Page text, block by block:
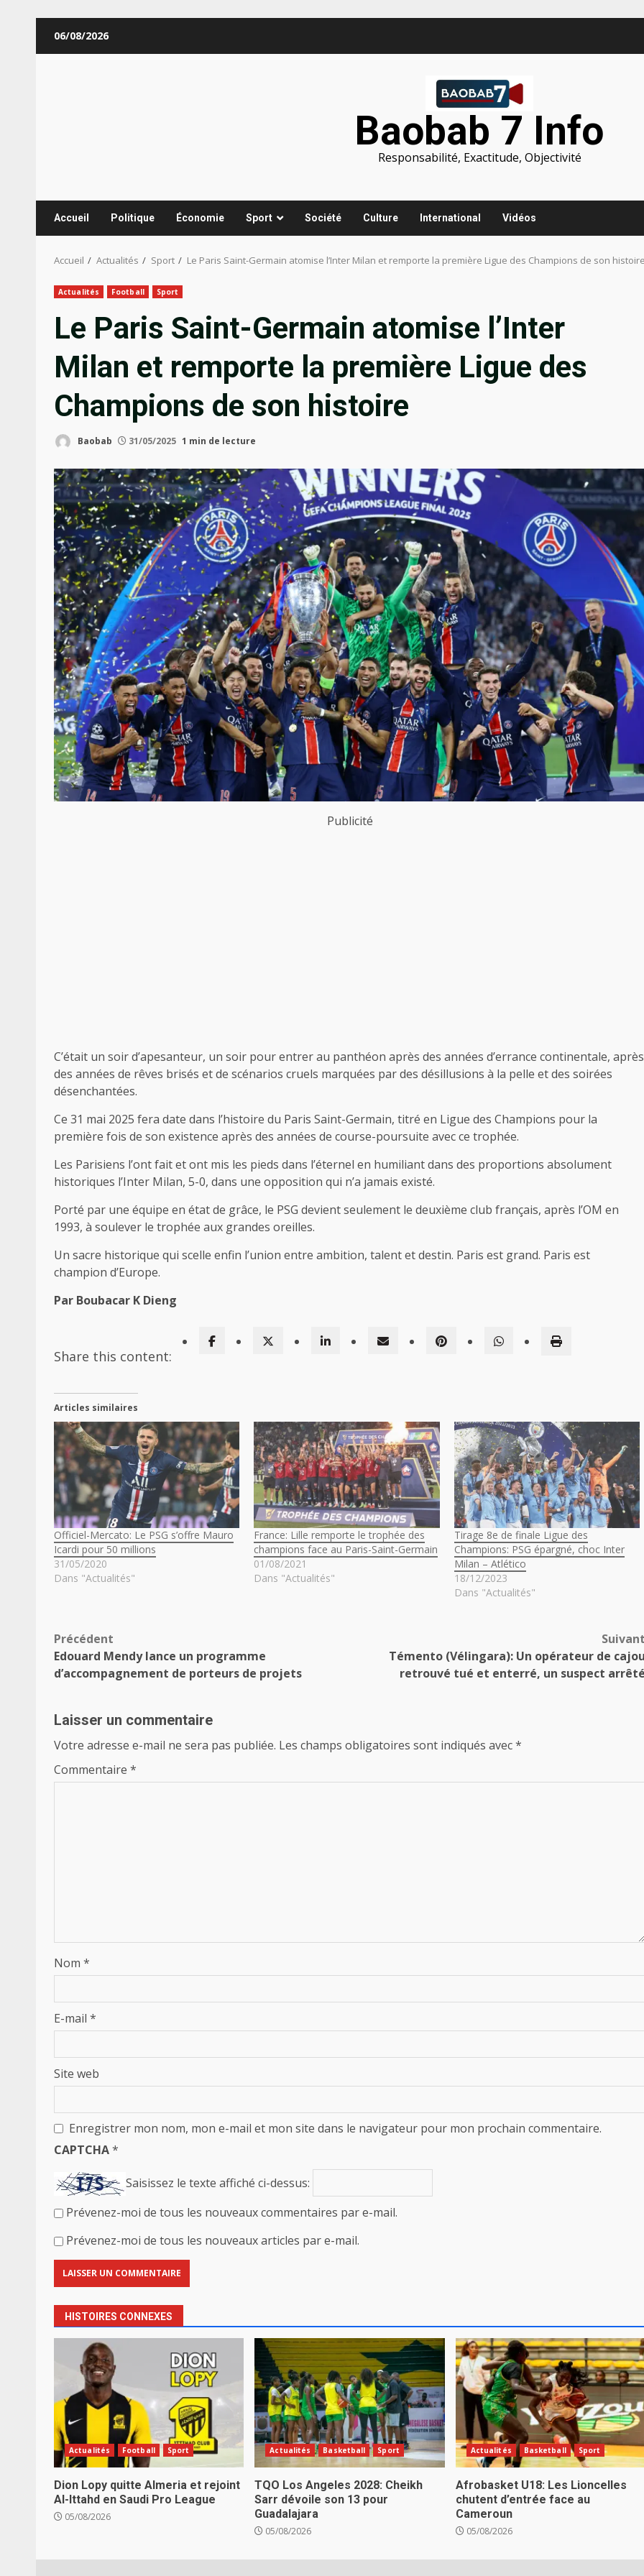
06/08/2026
Baobab 7 Info
Responsabilité, Exactitude, Objectivité
Accueil Politique Économie Sport Société Culture International Vidéos
Accueil Actualités Sport Le Paris Saint-Germain atomise l’Inter Milan et remporte la première Ligue des Champions de son histoire
Actualités Football Sport
Le Paris Saint-Germain atomise l’Inter
Milan et remporte la première Ligue des
Champions de son histoire
Baobab 31/05/2025 1 min de lecture
Publicité
C’était un soir d’apesanteur, un soir pour entrer au panthéon après des années d’errance continentale, après
des années de rêves brisés et de scénarios cruels marquées par des désillusions à la pelle et des soirées
désenchantées.
Ce 31 mai 2025 fera date dans l’histoire du Paris Saint-Germain, titré en Ligue des Champions pour la
première fois de son existence après des années de course-poursuite avec ce trophée.
Les Parisiens l’ont fait et ont mis les pieds dans l’éternel en humiliant dans des proportions absolument
historiques l’Inter Milan, 5-0, dans une opposition qui n’a jamais existé.
Porté par une équipe en état de grâce, le PSG devient seulement le deuxième club français, après l’OM en
1993, à soulever le trophée aux grandes oreilles.
Un sacre historique qui scelle enfin l’union entre ambition, talent et destin. Paris est grand. Paris est
champion d’Europe.
Par Boubacar K Dieng
Share this content:
Articles similaires
Officiel-Mercato: Le PSG s’offre Mauro
Icardi pour 50 millions
31/05/2020
Dans "Actualités"
France: Lille remporte le trophée des
champions face au Paris-Saint-Germain
01/08/2021
Dans "Actualités"
Tirage 8e de finale Ligue des
Champions: PSG épargné, choc Inter
Milan – Atlético
18/12/2023
Dans "Actualités"
Navigation
d’article
Précédent
Edouard Mendy lance un programme
d’accompagnement de porteurs de projets
Suivant
Témento (Vélingara): Un opérateur de cajou
retrouvé tué et enterré, un suspect arrêté
Laisser un commentaire
Votre adresse e-mail ne sera pas publiée. Les champs obligatoires sont indiqués avec*
Commentaire *
Nom *
E-mail *
Site web
Enregistrer mon nom, mon e-mail et mon site dans le navigateur pour mon prochain commentaire.
CAPTCHA*
Saisissez le texte affiché ci-dessus:
Prévenez-moi de tous les nouveaux commentaires par e-mail.
Prévenez-moi de tous les nouveaux articles par e-mail.
HISTOIRES CONNEXES
Actualités Football Sport
Dion Lopy quitte Almeria et rejoint
Al-Ittahd en Saudi Pro League
05/08/2026
Actualités Basketball Sport
TQO Los Angeles 2028: Cheikh
Sarr dévoile son 13 pour
Guadalajara
05/08/2026
Actualités Basketball Sport
Afrobasket U18: Les Lioncelles
chutent d’entrée face au
Cameroun
05/08/2026